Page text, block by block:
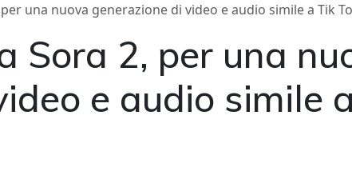
una nuova generazione di video e audio simile a Tik
Sora 2, per una
e audio simile